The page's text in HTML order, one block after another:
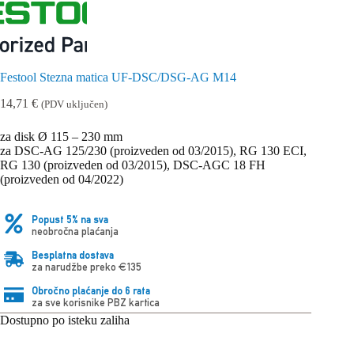
Festool Stezna matica UF-DSC/DSG-AG M14
14,71 € (PDV uključen)
za disk Ø 115 – 230 mm
za DSC-AG 125/230 (proizveden od 03/2015), RG 130 ECI,
RG 130 (proizveden od 03/2015), DSC-AGC 18 FH
(proizveden od 04/2022)
Popust 5% na sva
neobročna plaćanja
Besplatna dostava
za narudžbe preko €135
Obročno plaćanje do 6 rata
za sve korisnike PBZ kartica
Dostupno po isteku zaliha